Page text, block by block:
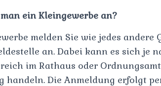
ein Kleingewerbe an?
melden Sie wie jedes andere
an. Dabei kann es sich je
im Rathaus oder
handeln. Die Anmeldung erfolgt